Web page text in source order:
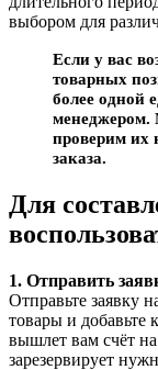
выбором для
Если у вас
товарных
более одной
менеджером.
проверим их
заказа.
Для
1. Отправить
Отправьте заявку
товары и добавьте
вышлет вам счёт
зарезервирует